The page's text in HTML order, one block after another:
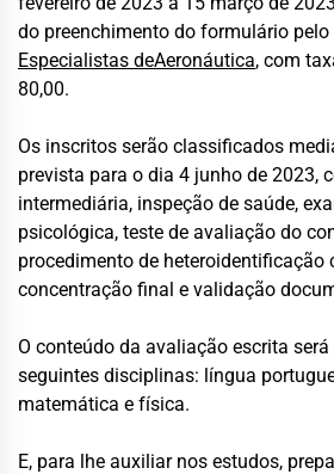
do preenchimento do formulário pelo
Especialistas deAeronáutica, com
80,00.
Os inscritos serão classificados
prevista para o dia 4 junho de 2023,
intermediária, inspeção de saúde,
psicológica, teste de avaliação do
procedimento de heteroidentificação
concentração final e validação
O conteúdo da avaliação escrita
seguintes disciplinas: língua
matemática e física.
E, para lhe auxiliar nos estudos,